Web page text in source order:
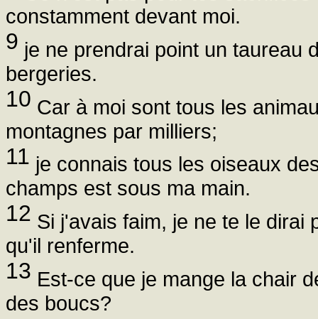
constamment devant moi.
9 je ne prendrai point un taureau
bergeries.
10 Car à moi sont tous les
montagnes par milliers;
11 je connais tous les oiseaux
champs est sous ma main.
12 Si j'avais faim, je ne te le dirai
qu'il renferme.
13 Est-ce que je mange la chair
des boucs?